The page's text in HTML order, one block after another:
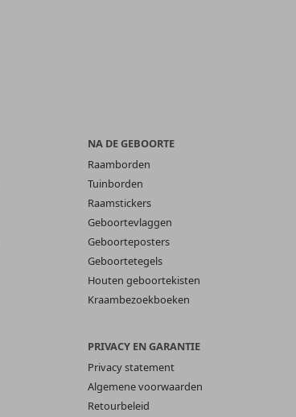
NA DE GEBOORTE
Raamborden
Tuinborden
Raamstickers
Geboortevlaggen
Geboorteposters
Geboortetegels
Houten geboortekisten
Kraambezoekboeken
PRIVACY EN GARANTIE
Privacy statement
Algemene voorwaarden
Retourbeleid